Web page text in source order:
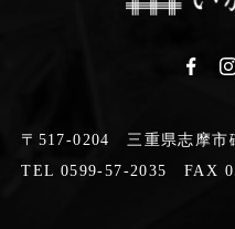
〒517-0204 三重県志摩市
TEL 0599-57-2035 FAX